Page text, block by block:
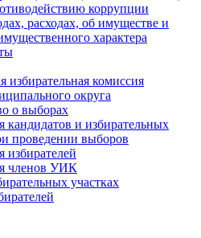
коррупции
расходах, об имуществе и
характера
избирательная комиссия
округа
о выборах
и избирательных
проведении выборов
членов УИК
участках